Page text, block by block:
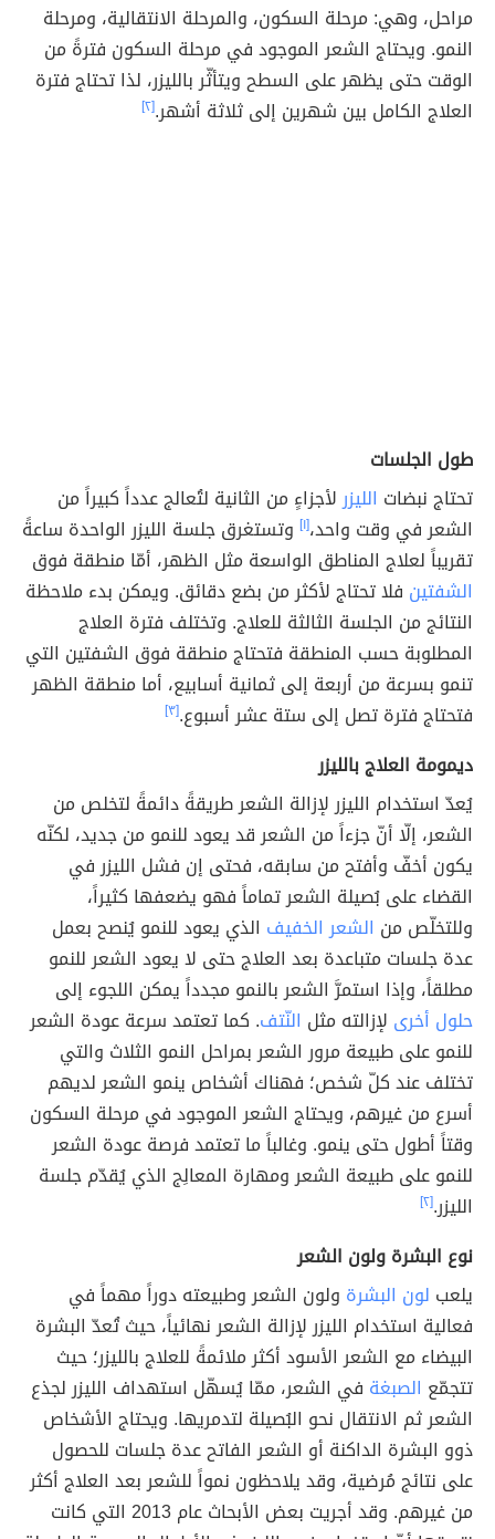
مراحل، وهي: مرحلة السكون، والمرحلة الانتقالية، ومرحلة
النمو. ويحتاج الشعر الموجود في مرحلة السكون فترةً من
الوقت حتى يظهر على السطح ويتأثّر بالليزر، لذا تحتاج فترة
العلاج الكامل بين شهرين إلى ثلاثة أشهر.[٢]
طول الجلسات
تحتاج نبضات الليزرلأجزاءٍ من الثانية لتُعالج عدداً كبيراً من
الشعر في وقت واحد،[١] وتستغرق جلسة الليزر الواحدة ساعةً
تقريباً لعلاج المناطق الواسعة مثل الظهر، أمّا منطقة فوق
الشفتين فلا تحتاج لأكثر من بضع دقائق. ويمكن بدء ملاحظة
النتائج من الجلسة الثالثة للعلاج. وتختلف فترة العلاج
المطلوبة حسب المنطقة فتحتاج منطقة فوق الشفتين التي
تنمو بسرعة من أربعة إلى ثمانية أسابيع، أما منطقة الظهر
فتحتاج فترة تصل إلى ستة عشر أسبوع.[٣]
ديمومة العلاج بالليزر
يُعدّ استخدام الليزر لإزالة الشعر طريقةً دائمةً لتخلص من
الشعر، إلّا أنّ جزءاً من الشعر قد يعود للنمو من جديد، لكنّه
يكون أخفّ وأفتح من سابقه، فحتى إن فشل الليزر في
القضاء على بُصيلة الشعر تماماً فهو يضعفها كثيراً،
وللتخلّص من الشعر الخفيف الذي يعود للنمو يُنصح بعمل
عدة جلسات متباعدة بعد العلاج حتى لا يعود الشعر للنمو
مطلقاً، وإذا استمرَّ الشعر بالنمو مجدداً يمكن اللجوء إلى
حلول أخرى لإزالته مثل النّتف. كما تعتمد سرعة عودة الشعر
للنمو على طبيعة مرور الشعر بمراحل النمو الثلاث والتي
تختلف عند كلّ شخص؛ فهناك أشخاص ينمو الشعر لديهم
أسرع من غيرهم، ويحتاج الشعر الموجود في مرحلة السكون
وقتاً أطول حتى ينمو. وغالباً ما تعتمد فرصة عودة الشعر
للنمو على طبيعة الشعر ومهارة المعالِج الذي يُقدّم جلسة
الليزر.[٢]
نوع البشرة ولون الشعر
يلعب لون البشرة ولون الشعر وطبيعته دوراً مهماً في
فعالية استخدام الليزر لإزالة الشعر نهائياً، حيث تُعدّ البشرة
البيضاء مع الشعر الأسود أكثر ملائمةً للعلاج بالليزر؛ حيث
تتجمّع الصبغة في الشعر، ممّا يُسهّل استهداف الليزر لجذع
الشعر ثم الانتقال نحو البُصيلة لتدمريها. ويحتاج الأشخاص
ذوو البشرة الداكنة أو الشعر الفاتح عدة جلسات للحصول
على نتائج مُرضية، وقد يلاحظون نمواً للشعر بعد العلاج أكثر
من غيرهم. وقد أجريت بعض الأبحاث عام 2013 التي كانت